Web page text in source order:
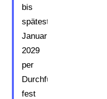
bis
spätestens
Januar
2029
per
Durchführungsrechtsakt
fest